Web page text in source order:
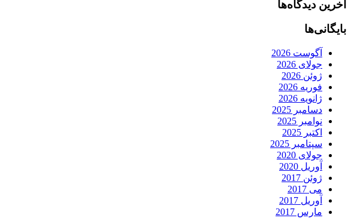
آخرین دیدگاه‌ها
بایگانی‌ها
آگوست 2026
جولای 2026
ژوئن 2026
فوریه 2026
ژانویه 2026
دسامبر 2025
نوامبر 2025
اکتبر 2025
سپتامبر 2025
جولای 2020
آوریل 2020
ژوئن 2017
می 2017
آوریل 2017
مارس 2017